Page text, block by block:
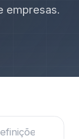
empresas.